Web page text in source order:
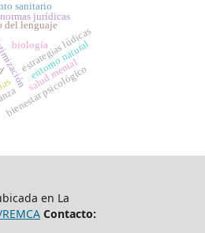
salud mental
bienestar psicológico
del lenguaje
estrategias lúdicas
biologíaentorno natural
normas jurídicas
sanitario
en La
Contacto: